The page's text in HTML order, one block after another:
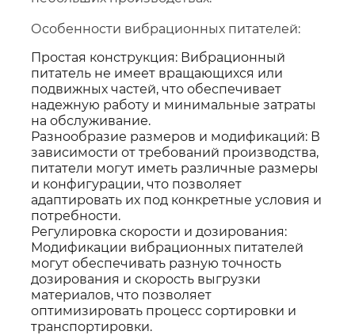
Особенности вибрационных питателей:
Простая конструкция: Вибрационный
питатель не имеет вращающихся или
подвижных частей, что обеспечивает
надежную работу и минимальные затраты
на обслуживание.
Разнообразие размеров и модификаций: В
зависимости от требований производства,
питатели могут иметь различные размеры
и конфигурации, что позволяет
адаптировать их под конкретные условия и
потребности.
Регулировка скорости и дозирования:
Модификации вибрационных питателей
могут обеспечивать разную точность
дозирования и скорость выгрузки
материалов, что позволяет
оптимизировать процесс сортировки и
транспортировки.